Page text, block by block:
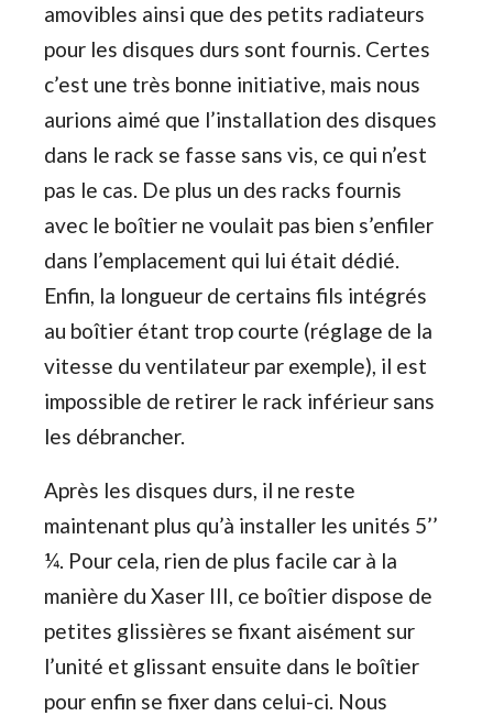
amovibles ainsi que des petits radiateurs
pour les disques durs sont fournis. Certes
c’est une très bonne initiative, mais nous
aurions aimé que l’installation des disques
dans le rack se fasse sans vis, ce qui n’est
pas le cas. De plus un des racks fournis
avec le boîtier ne voulait pas bien s’enfiler
dans l’emplacement qui lui était dédié.
Enfin, la longueur de certains fils intégrés
au boîtier étant trop courte (réglage de la
vitesse du ventilateur par exemple), il est
impossible de retirer le rack inférieur sans
les débrancher.
Après les disques durs, il ne reste
maintenant plus qu’à installer les unités 5’’
¼. Pour cela, rien de plus facile car à la
manière du Xaser III, ce boîtier dispose de
petites glissières se fixant aisément sur
l’unité et glissant ensuite dans le boîtier
pour enfin se fixer dans celui-ci. Nous